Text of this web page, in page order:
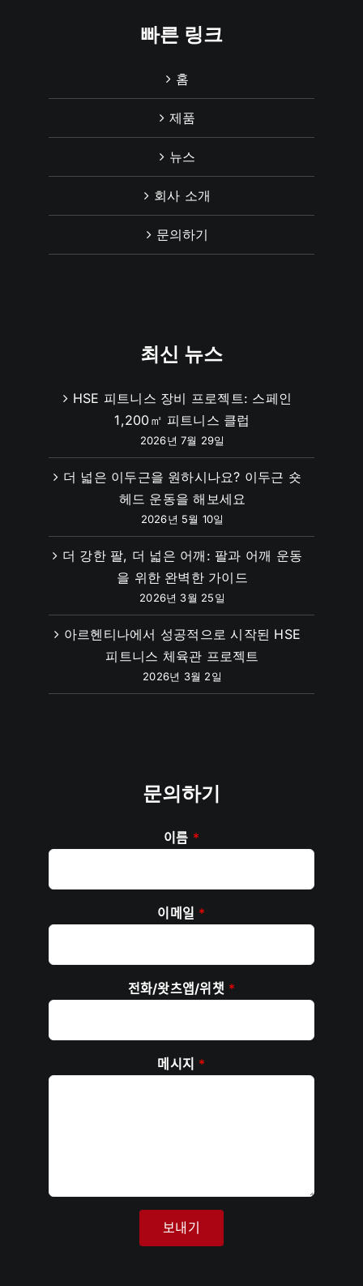
빠른 링크
홈
제품
뉴스
회사 소개
문의하기
최신 뉴스
HSE 피트니스 장비 프로젝트: 스페인
1,200㎡ 피트니스 클럽
2026년 7월 29일
더 넓은 이두근을 원하시나요? 이두근 숏
헤드 운동을 해보세요
2026년 5월 10일
더 강한 팔, 더 넓은 어깨: 팔과 어깨 운동
을 위한 완벽한 가이드
2026년 3월 25일
아르헨티나에서 성공적으로 시작된 HSE
피트니스 체육관 프로젝트
2026년 3월 2일
문의하기
이름 *
이메일 *
전화/왓츠앱/위챗 *
메시지 *